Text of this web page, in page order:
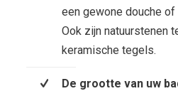
een gewone douche
Ook zijn natuurstenen
keramische tegels.
De grootte van uw